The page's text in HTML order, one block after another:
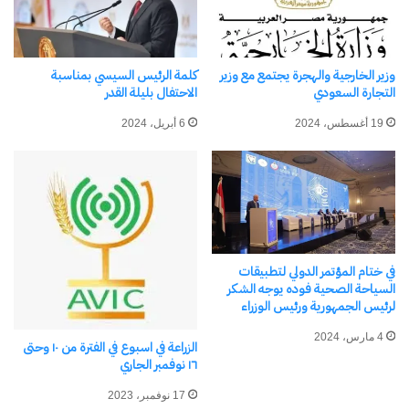
مرتبط
حفل موسيقى تركى مصرى
مشترك بالقيثارة بسفارة تركيا
8 أكتوبر، 2025
في "عالم"
السفير صالح شن: التجارة
مليارات دولار واستثمارات
جديدة خلال 2026
2 يوليو، 2026
في "الأخبار News"
وزير الخارجية والهجرة يجتمع مع وزير
التجارة السعودي
19 أغسطس، 2024
كلمة الرئيس السيسي بمناسبة
الاحتفال بليلة القدر
6 أبريل، 2024
في ختام المؤتمر الدولي لتطبيقات
السياحة الصحية فوده يوجه الشكر
لرئيس الجمهورية ورئيس الوزراء
4 مارس، 2024
الزراعة في اسبوع في الفترة من ١٠ وحتى
١٦ نوفمبر الجاري
17 نوفمبر، 2023